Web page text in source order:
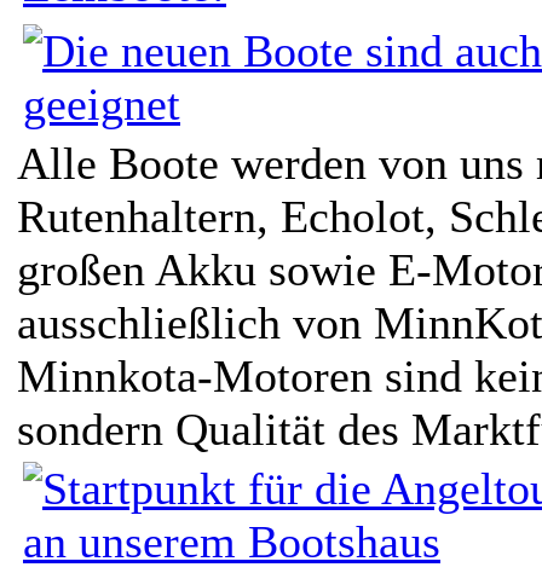
Alle Boote werden von
Rutenhaltern, Echolot,
großen Akku sowie E-
ausschließlich von
Minnkota-Motoren sind
sondern Qualität des